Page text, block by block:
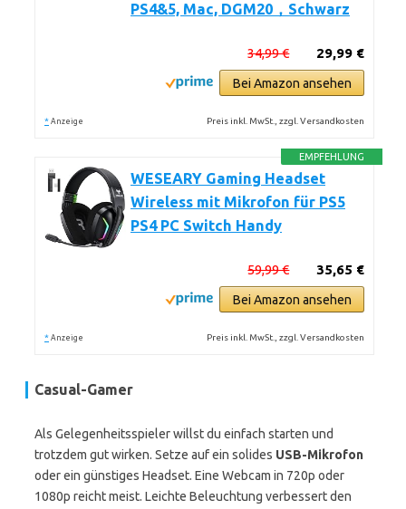
PS4&5, Mac, DGM20，Schwarz
29,99 €
34,99 €
Bei Amazon ansehen
* Anzeige Preis inkl. MwSt., zzgl. Versandkosten
EMPFEHLUNG
WESEARY Gaming Headset
Wireless mit Mikrofon für PS5
PS4 PC Switch Handy
35,65 €
59,99 €
Bei Amazon ansehen
* Anzeige Preis inkl. MwSt., zzgl. Versandkosten
Casual-Gamer
Als Gelegenheitsspieler willst du einfach starten und
trotzdem gut wirken. Setze auf ein solides USB-Mikrofon
oder ein günstiges Headset. Eine Webcam in 720p oder
1080p reicht meist. Leichte Beleuchtung verbessert den